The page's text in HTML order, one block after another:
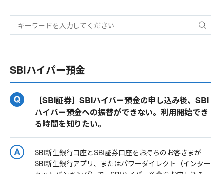
SBIハイパー預金
［SBI証券］SBIハイパー預金の申し込み後、SBI
ハイパー預金への振替ができない。利用開始でき
る時間を知りたい。
SBI新生銀行口座とSBI証券口座をお持ちのお客さまが
SBI新生銀行アプリ、またはパワーダイレクト（インター